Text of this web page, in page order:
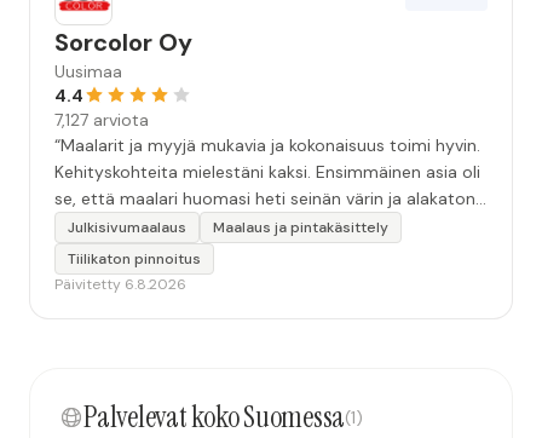
Sorcolor Oy
Uusimaa
4.4
7,127 arviota
“Maalarit ja myyjä mukavia ja kokonaisuus toimi hyvin.
Kehityskohteita mielestäni kaksi. Ensimmäinen asia oli
se, että maalari huomasi heti seinän värin ja alakaton
värin erot mitä en huomannut. Hyvä toki että siinä
kohtaa huomattu mutta toki optimaalisessa
tilanteessa myyjä olisi jo kiinnittänyt tähän huomiota.
mahdollisuus että palveluita käytän”
Julkisivumaalaus
Maalaus ja pintakäsittely
Tiilikaton pinnoitus
Päivitetty 6.8.2026
Palvelevat koko Suomessa(1)